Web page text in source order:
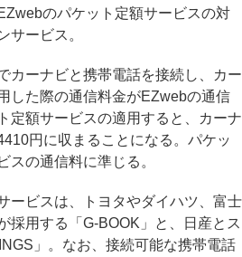
のパケット定額サービスの対
サービス。
カーナビと携帯電話を接続し、カー
した際の通信料金がEZwebの通信
定額サービスの適用すると、カーナ
円に収まることになる。パケッ
スの通信料に準じる。
ービスは、トヨタやダイハツ、富士
採用する「G-BOOK」と、日産とス
」。なお、接続可能な携帯電話